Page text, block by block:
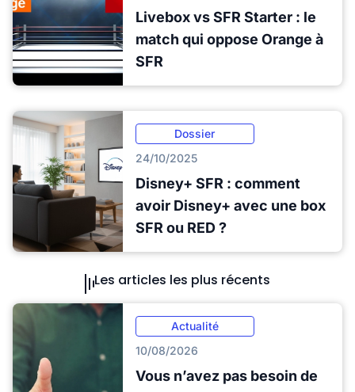
Livebox vs SFR Starter : le
match qui oppose Orange à
SFR
Dossier
24/10/2025
Disney+ SFR : comment
avoir Disney+ avec une box
SFR ou RED ?
Les articles les plus récents
Actualité
10/08/2026
Vous n’avez pas besoin de